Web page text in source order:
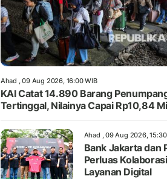
Ahad , 09 Aug 2026, 16:00 WIB
KAI Catat 14.890 Barang
Tertinggal, Nilainya Capai Rp10,84
Ahad , 09 Aug 2026,
Bank Jakarta dan
Perluas
Layanan Digital